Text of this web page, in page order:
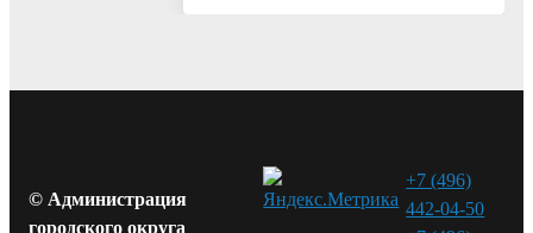
© Администрация
городского округа
+7 (496)
442-04-50